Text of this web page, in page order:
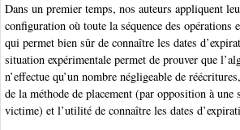
Dans un premier temps, nos auteurs appliquent
configuration où toute la séquence des opérations
qui permet bien sûr de connaître les dates
situation expérimentale permet de prouver que
n’effectue qu’un nombre négligeable de
de la méthode de placement (par opposition à une
victime) et l’utilité de connaître les dates